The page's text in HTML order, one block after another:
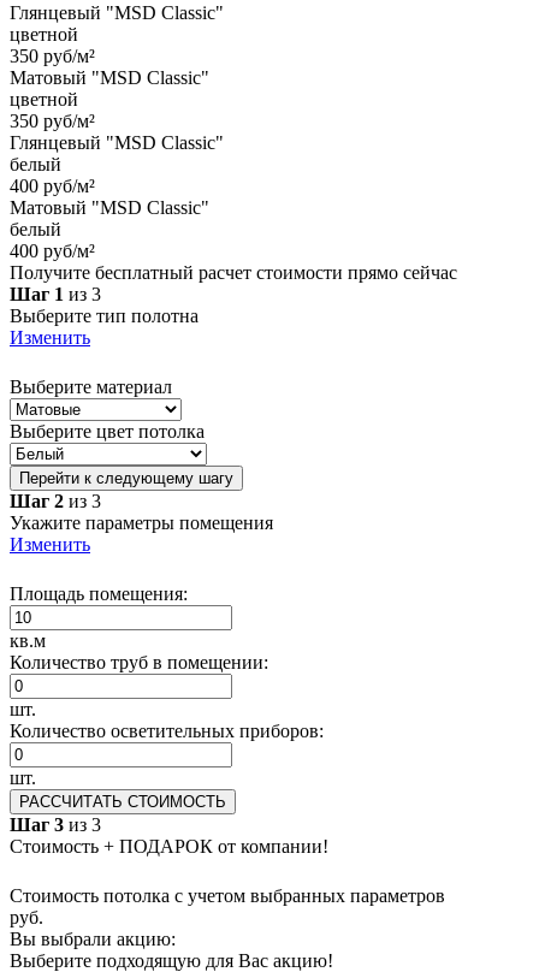
Глянцевый "MSD Classic"
цветной
350 руб/м²
Матовый "MSD Classic"
цветной
350 руб/м²
Глянцевый "MSD Classic"
белый
400 руб/м²
Матовый "MSD Classic"
белый
400 руб/м²
Получите бесплатный расчет стоимости прямо сейчас
Шаг 1 из 3
Выберите тип полотна
Изменить
Выберите материал
Выберите цвет потолка
Перейти к следующему шагу
Шаг 2 из 3
Укажите параметры помещения
Изменить
Площадь помещения:
кв.м
Количество труб в помещении:
шт.
Количество осветительных приборов:
шт.
РАССЧИТАТЬ СТОИМОСТЬ
Шаг 3 из 3
Стоимость + ПОДАРОК от компании!
Стоимость потолка с учетом выбранных параметров
руб.
Вы выбрали акцию:
Выберите подходящую для Вас акцию!